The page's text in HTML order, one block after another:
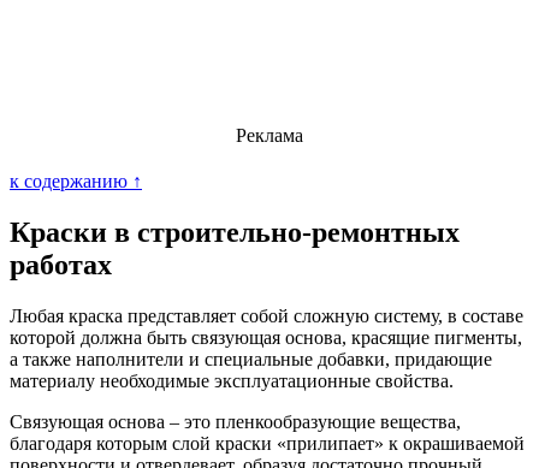
Реклама
к содержанию ↑
Краски в строительно-ремонтных
работах
Любая краска представляет собой сложную систему, в составе
которой должна быть связующая основа, красящие пигменты,
а также наполнители и специальные добавки, придающие
материалу необходимые эксплуатационные свойства.
Связующая основа – это пленкообразующие вещества,
благодаря которым слой краски «прилипает» к окрашиваемой